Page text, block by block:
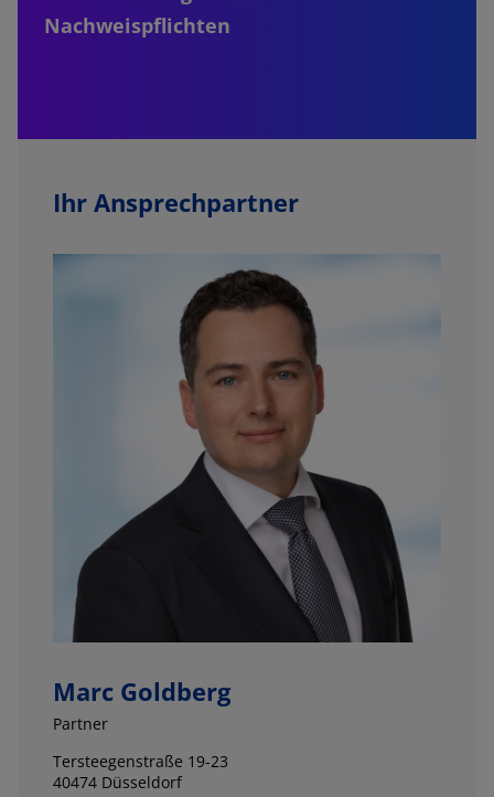
Nachweispflichten
Ihr Ansprechpartner
Marc Goldberg
Partner
Tersteegenstraße 19-23
40474 Düsseldorf